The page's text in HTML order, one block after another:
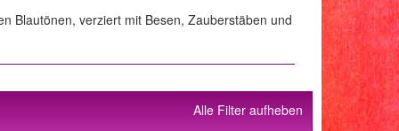
Blautönen, verziert mit Besen, Zauberstäben und
Alle Filter aufheben